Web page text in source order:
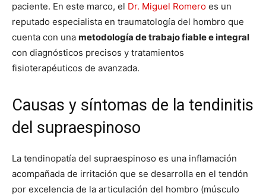
paciente. En este marco, el Dr. Miguel Romero es un
reputado especialista en traumatología del hombro que
cuenta con una metodología de trabajo fiable e integral
con diagnósticos precisos y tratamientos
fisioterapéuticos de avanzada.
Causas y síntomas de la tendinitis
del supraespinoso
La tendinopatía del supraespinoso es una inflamación
acompañada de irritación que se desarrolla en el tendón
por excelencia de la articulación del hombro (músculo